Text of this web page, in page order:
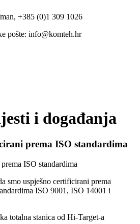
+385 (0)1 309 1026
pošte: info@komteh.hr
i događanja
prema ISO standardima
ISO standardima
smo uspješno certificirani prema
ISO 9001, ISO 14001 i